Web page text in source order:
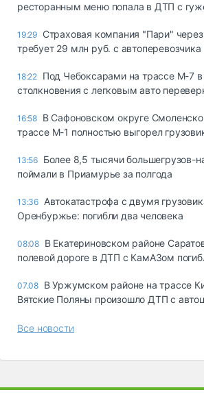
ресторанным меню попала в ДТП с
19:29 Страховая компания "Пари" через
требует 29 млн руб. с автоперевозчика
18:22 Под Чебоксарами на трассе М-7 в
столкновения с легковым авто
16:58 В Сафоновском округе
трассе М-1 полностью выгорел
13:56 Более 8,5 тысячи большегрузов-
поймали в Приамурье за полгода
13:36 Автокатастрофа с двумя
Оренбуржье: погибли два человека
08:08 В Екатериновском районе
полевой дороге в ДТП с КамАЗом
07.08 В Уржумском районе на трассе
Вятские Поляны произошло ДТП с
Все новости